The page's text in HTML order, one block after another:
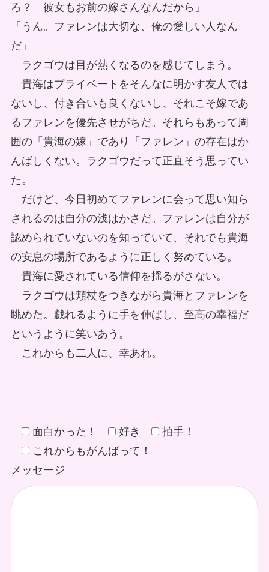
ろ？ 彼女もお前の嫁さんなんだから」
「うん。ファレンは大切な、俺の愛しい人なん
だ」
ラクゴウは目が熱くなるのを感じてしまう。
貴海はプライベートをそんなに明かす友人では
ないし、付き合いも良くないし、それこそ嫁であ
るファレンを優先させがちだ。それらもあって周
囲の「貴海の嫁」であり「ファレン」の存在はか
んばしくない。ラクゴウだって正直そう思ってい
た。
だけど、今日初めてファレンに会って思い知ら
されるのは自分の浅はかさだ。ファレンは自分が
認められていないのを知っていて、それでも貴海
の安息の場所であるように正しく努めている。
貴海に愛されている信仰を揺るがさない。
ラクゴウは頬杖をつきながら貴海とファレンを
眺めた。戯れるように手を伸ばし、至高の幸福だ
というように笑いあう。
これからも二人に、幸あれ。
面白かった！ 好き
拍手！
これからもがんばって！
メッセージ